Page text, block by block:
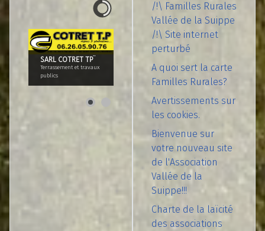
SARL COTRET TP¨
Terrassement et travaux
publics
/!\ Familles Rurales
Vallée de la Suippe
/!\ Site internet
perturbé
A quoi sert la carte
Familles Rurales?
Avertissements sur
les cookies.
Bienvenue sur
votre nouveau site
de l'Association
Vallée de la
Suippe!!!
Charte de la laïcité
des associations